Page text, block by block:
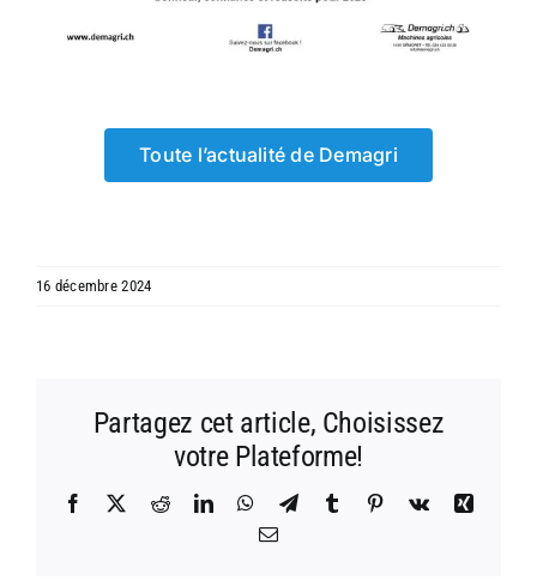
Toute l’actualité de Demagri
16 décembre 2024
Partagez cet article, Choisissez
votre Plateforme!
Facebook RedditLinkedInWhatsApp
TelegramTumblr Pinterest
Vk
Xing
Email